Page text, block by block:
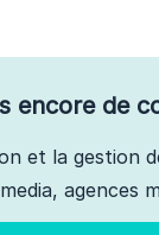
encore de
et la gestion
agences